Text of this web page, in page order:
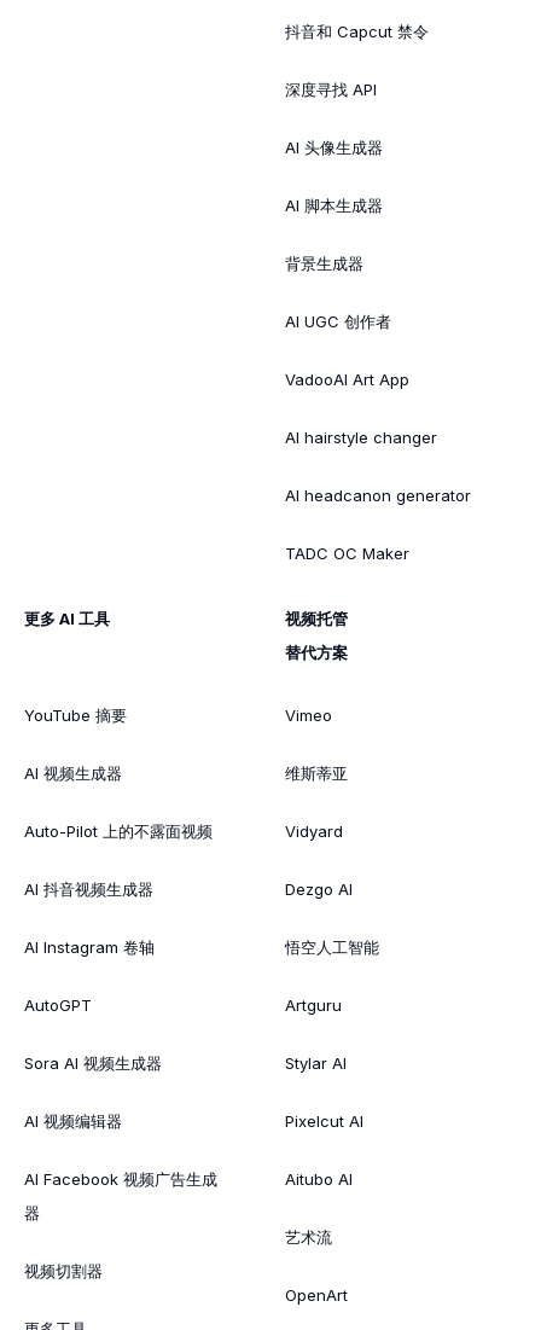
抖音和 Capcut 禁令
深度寻找 API
AI 头像生成器
AI 脚本生成器
背景生成器
AI UGC 创作者
VadooAI Art App
AI hairstyle changer
AI headcanon generator
TADC OC Maker
更多 AI 工具
YouTube 摘要
AI 视频生成器
Auto-Pilot 上的不露面视频
AI 抖音视频生成器
AI Instagram 卷轴
AutoGPT
Sora AI 视频生成器
AI 视频编辑器
AI Facebook 视频广告生成
器
视频切割器
视频托管
替代方案
Vimeo
维斯蒂亚
Vidyard
Dezgo AI
悟空人工智能
Artguru
Stylar AI
Pixelcut AI
Aitubo AI
艺术流
OpenArt